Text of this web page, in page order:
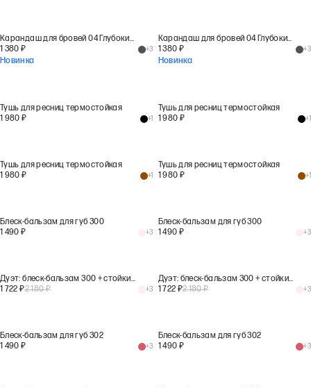
Карандаш для бровей 04 Глубокий графит
1 380 ₽
Новинка
+3
Карандаш для бровей 04 Глубокий графит
1 380 ₽
Новинка
+3
Тушь для ресниц термостойкая
1 980 ₽ +1
Тушь для ресниц термостойкая
1 980 ₽ +1
Тушь для ресниц термостойкая
1 980 ₽ +1
Тушь для ресниц термостойкая
1 980 ₽ +1
Блеск-бальзам для губ 300
1 490 ₽ +3
Блеск-бальзам для губ 300
1 490 ₽ +3
Дуэт: блеск-бальзам 300 + стойкий карандаш 201
1 722 ₽2 180₽ +3
Дуэт: блеск-бальзам 300 + стойкий карандаш 201
1 722 ₽2 180₽ +3
Блеск-бальзам для губ 302
1 490 ₽ +3
Блеск-бальзам для губ 302
1 490 ₽ +3